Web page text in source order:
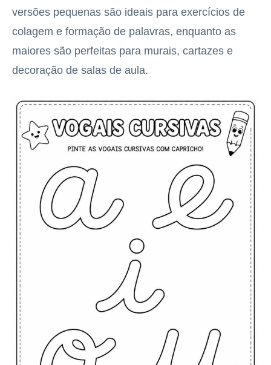
versões pequenas são ideais para exercícios de
colagem e formação de palavras, enquanto as
maiores são perfeitas para murais, cartazes e
decoração de salas de aula.